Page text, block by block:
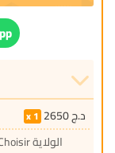
1 2650د.ج
Choisir الولاية